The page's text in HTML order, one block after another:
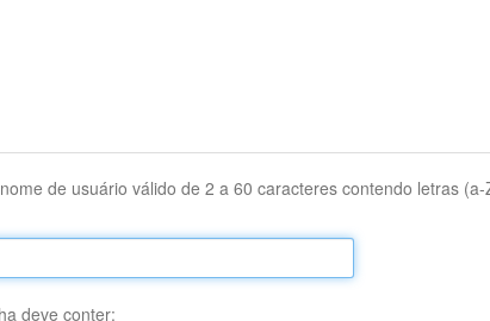
de usuário válido de 2 a 60 caracteres contendo letras
deve conter: